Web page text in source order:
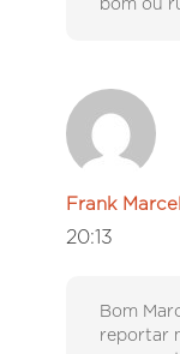
bom ou
Frank Marcel
20:13
Bom
reportar